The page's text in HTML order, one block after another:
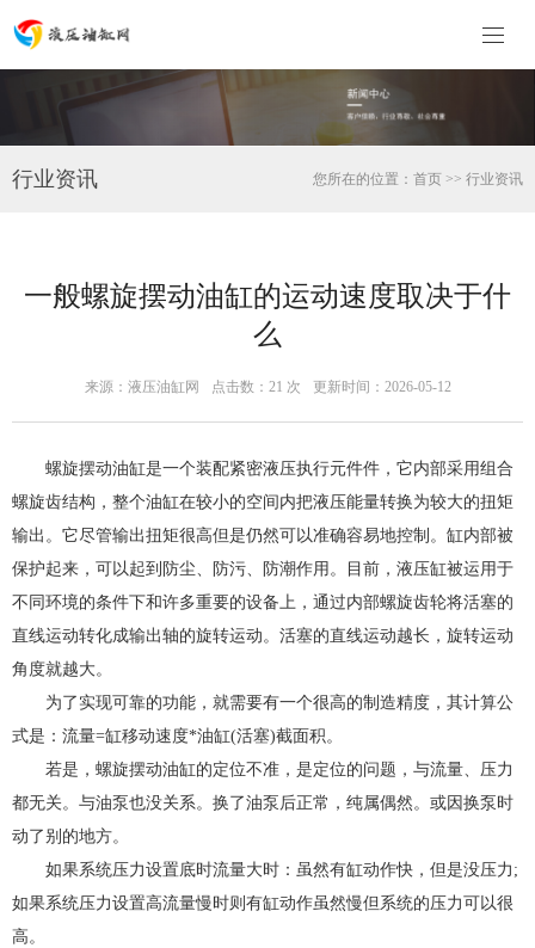
行业资讯 您所在的位置： 首页 >> 行业资讯
一般螺旋摆动油缸的运动速度取决于什
么
来源：液压油缸网 点击数： 21 次 更新时间：2026-05-12
螺旋摆动油缸是一个装配紧密液压执行元件件，它内部采用组合
螺旋齿结构，整个油缸在较小的空间内把液压能量转换为较大的扭矩
输出。它尽管输出扭矩很高但是仍然可以准确容易地控制。缸内部被
保护起来，可以起到防尘、防污、防潮作用。目前，液压缸被运用于
不同环境的条件下和许多重要的设备上，通过内部螺旋齿轮将活塞的
直线运动转化成输出轴的旋转运动。活塞的直线运动越长，旋转运动
角度就越大。
为了实现可靠的功能，就需要有一个很高的制造精度，其计算公
式是：流量=缸移动速度*油缸(活塞)截面积。
若是，螺旋摆动油缸的定位不准，是定位的问题，与流量、压力
都无关。与油泵也没关系。换了油泵后正常，纯属偶然。或因换泵时
动了别的地方。
如果系统压力设置底时流量大时：虽然有缸动作快，但是没压力;
如果系统压力设置高流量慢时则有缸动作虽然慢但系统的压力可以很
高。